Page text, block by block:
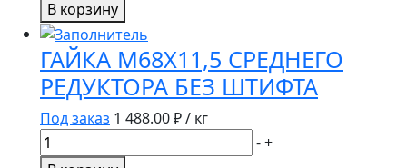
расточен.
(5511.3501105)
ПГУ
сцепления
в
сборе
КАМАЗ
ЕВРО
(209.192/11-
В корзину
ГАЙКА М68Х11,5 СРЕДНЕГО
РЕДУКТОРА БЕЗ ШТИФТА
Под заказ 1 488.00₽ / кг
Количество
товара
-+